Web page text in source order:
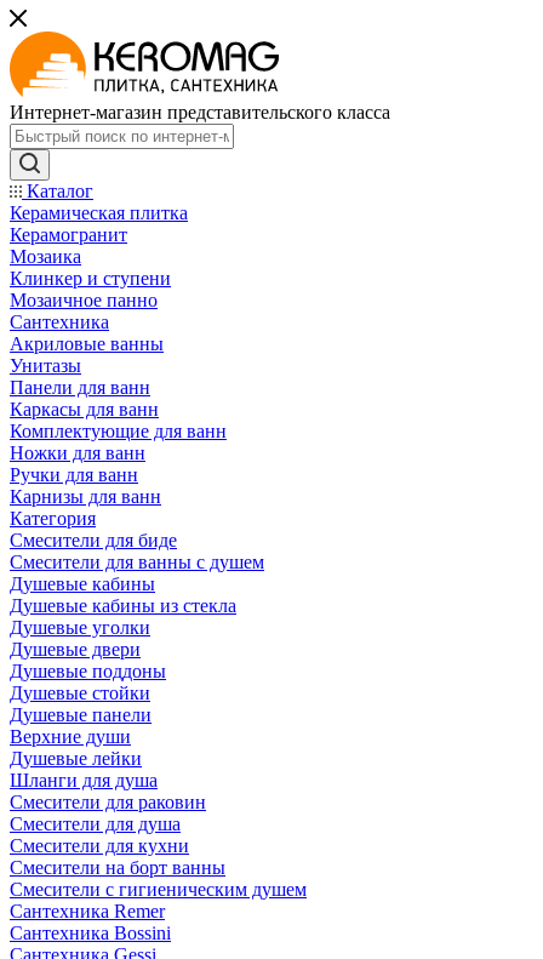
Интернет-магазин представительского класса
Каталог
Керамическая плитка
Керамогранит
Мозаика
Клинкер и ступени
Мозаичное панно
Сантехника
Акриловые ванны
Унитазы
Панели для ванн
Каркасы для ванн
Комплектующие для ванн
Ножки для ванн
Ручки для ванн
Карнизы для ванн
Категория
Смесители для биде
Смесители для ванны с душем
Душевые кабины
Душевые кабины из стекла
Душевые уголки
Душевые двери
Душевые поддоны
Душевые стойки
Душевые панели
Верхние души
Душевые лейки
Шланги для душа
Смесители для раковин
Смесители для душа
Смесители для кухни
Смесители на борт ванны
Смесители с гигиеническим душем
Сантехника Remer
Сантехника Bossini
Сантехника Gessi